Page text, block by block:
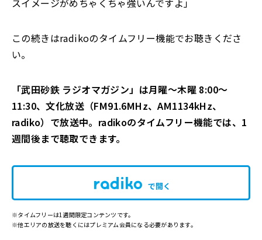
スイメージがめちゃくちゃ強いんですよ」
この続きはradikoのタイムフリー機能でお聴きくださ
い。
「武田砂鉄 ラジオマガジン」は月曜～木曜 8:00～
11:30、文化放送（FM91.6MHz、AM1134kHz、
radiko）で放送中。radikoのタイムフリー機能では、1
週間後まで聴取できます。
で開く
※タイムフリーは1週間限定コンテンツです。
※他エリアの放送を聴くにはプレミアム会員になる必要があります。